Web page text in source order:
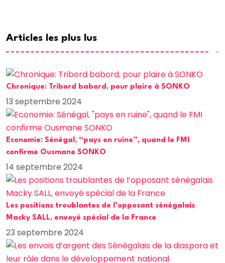
Articles les plus lus
Chronique: Tribord babord, pour plaire à SONKO
13 septembre 2024
Economie: Sénégal, “pays en ruine”, quand le FMI
confirme Ousmane SONKO
14 septembre 2024
Les positions troublantes de l’opposant sénégalais
Macky SALL, envoyé spécial de la France
23 septembre 2024